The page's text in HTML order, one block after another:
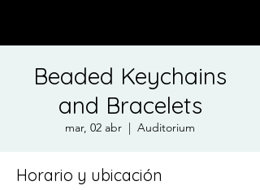
Beaded Keychains
and Bracelets
mar, 02 abr
  |
Auditorium
Horario y ubicación